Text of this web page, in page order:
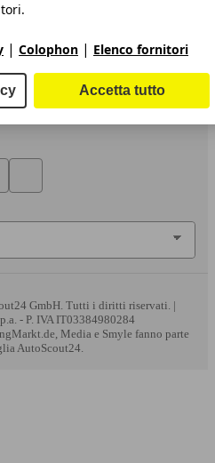
GmbH. Tutti i diritti riservati. |
- P. IVA IT03384980284
Media e Smyle fanno parte
AutoScout24.
| Colophon | Elenco fornitori
Accetta tutto